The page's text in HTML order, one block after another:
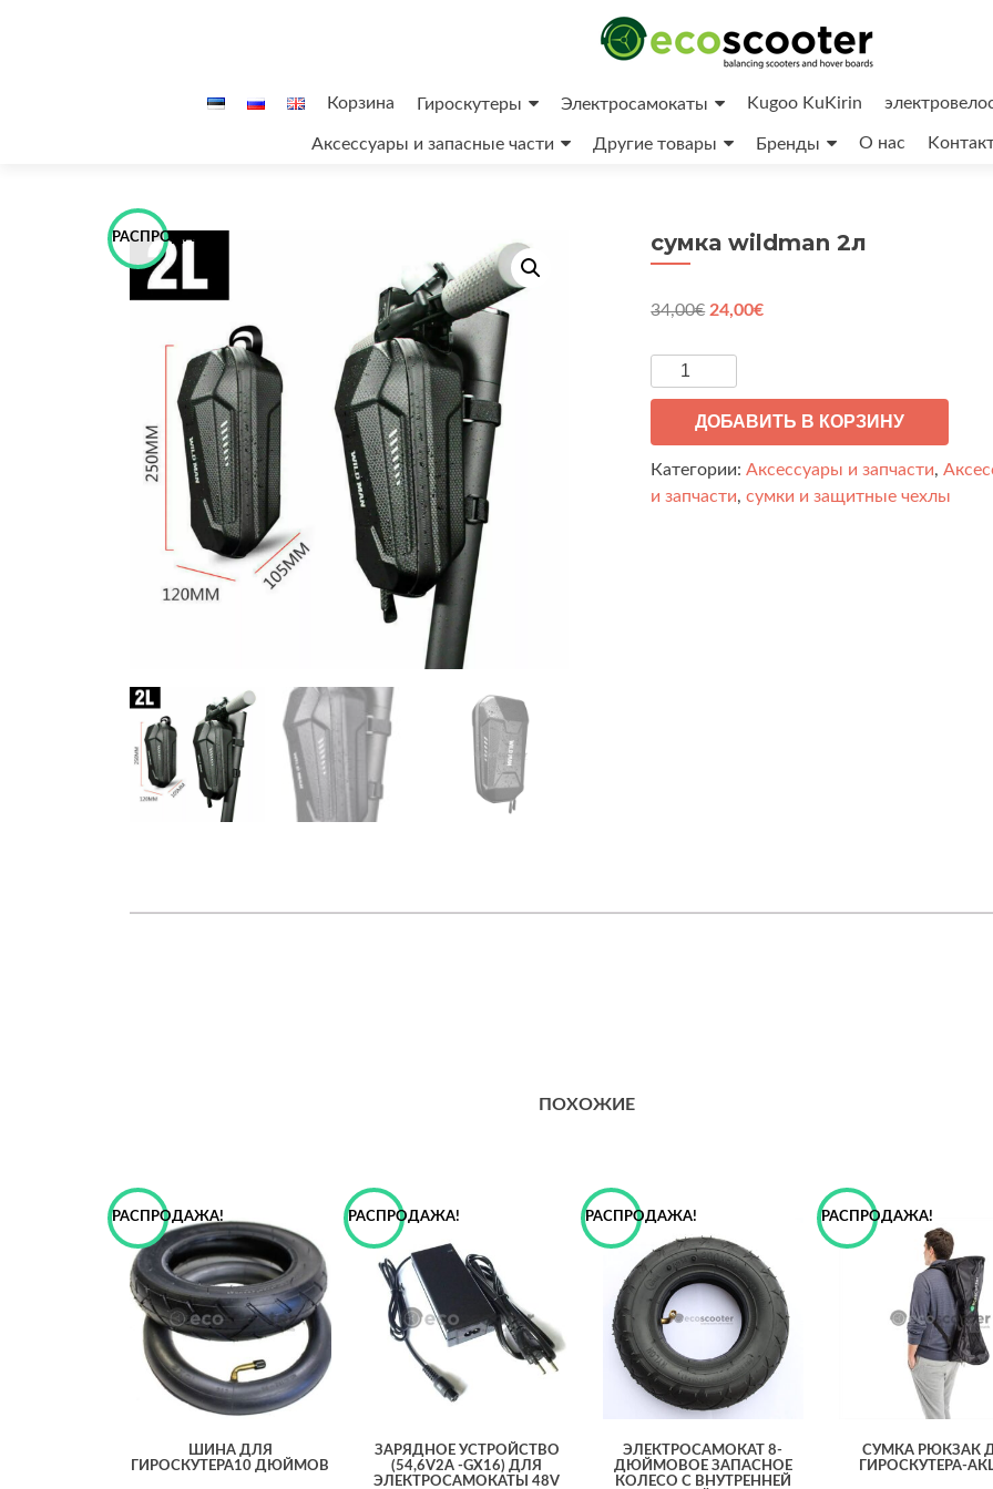
Корзина Гироскутеры Электросамокаты Kugoo KuKirin
Аксессуары и запасные части Другие товары Бренды O нас
РАСПРОДАЖА! сумка wildman 2л
34,00€ Первоначальная
составляла
24,00€Текущая
Количество
товара
сумка
wildman
2л
ДОБАВИТЬ В КОРЗИНУ
Категории:Аксессуары и запчасти,
и запчасти,сумки и защитные чехлы
ПОХОЖИЕ
РАСПРОДАЖА!
ШИНА ДЛЯ
ГИРОСКУТЕРА10 ДЮЙМОВ
РАСПРОДАЖА!
ЗАРЯДНОЕ УСТРОЙСТВО
(54,6V2A -GX16) ДЛЯ
ЭЛЕКТРОСАМОКАТЫ 48V
РАСПРОДАЖА!
ЭЛЕКТРОСАМОКАТ 8-
ДЮЙМОВОЕ ЗАПАСНОЕ
КОЛЕСО С ВНУТРЕННЕЙ
РАСПРОДАЖА!
СУМКА РЮКЗАК
ГИРОСКУТЕРА-